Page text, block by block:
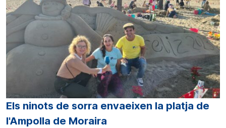
Els ninots de sorra envaeixen la platja de
l'Ampolla de Moraira